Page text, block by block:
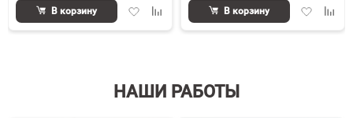
ДобавитьДобавить
В корзину
Добавить
В корзину
НАШИ РАБОТЫ